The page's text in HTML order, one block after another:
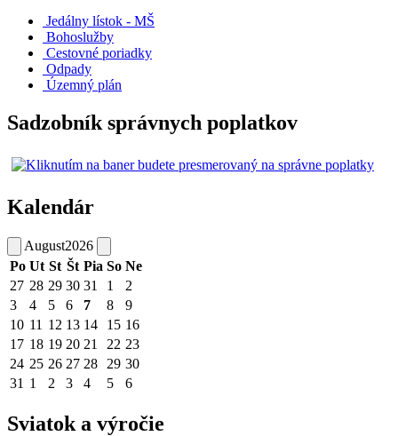
Jedálny lístok - MŠ
Bohoslužby
Cestovné poriadky
Odpady
Územný plán
Sadzobník správnych poplatkov
Kalendár
August2026
Po Ut St Št Pia So Ne
27 28 29 30 31 1
2
3
4 5 6 7 8
9
10 11 12 13 14 15 16
17 18 19 20 21 22 23
24 25 26 27 28 29 30
31 1 2 3 4 5 6
Sviatok a výročie